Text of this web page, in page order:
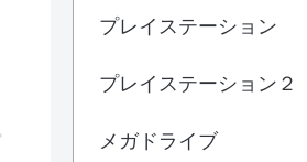
プレイステーション
プレイステーション２
メガドライブ